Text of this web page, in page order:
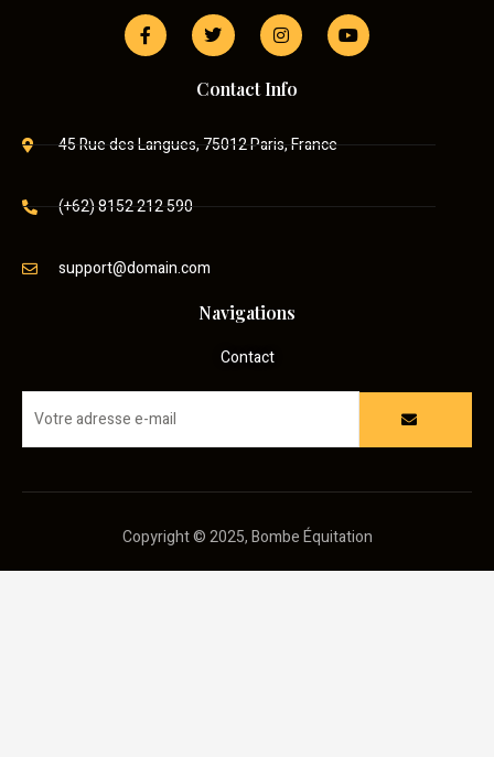
Contact Info
45 Rue des Langues, 75012 Paris, France
(+62) 8152 212 590
support@domain.com
Navigations
Contact
Copyright © 2025, Bombe Équitation